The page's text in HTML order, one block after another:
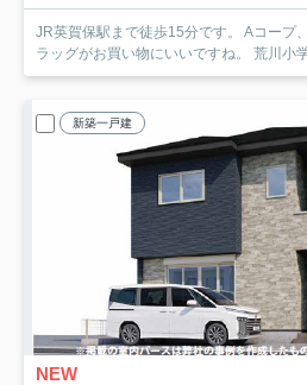
JR英賀保駅まで徒歩15分です。 Aコープ
ラッグがお買い物にいいですね。 荒川小
新築一戸建
NEW